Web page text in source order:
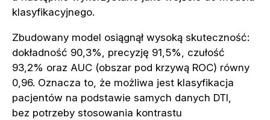
klasyfikacyjnego.
Zbudowany model osiągnął wysoką skuteczność:
dokładność 90,3%, precyzję 91,5%, czułość
93,2% oraz AUC (obszar pod krzywą ROC) równy
0,96. Oznacza to, że możliwa jest klasyfikacja
pacjentów na podstawie samych danych DTI,
bez potrzeby stosowania kontrastu